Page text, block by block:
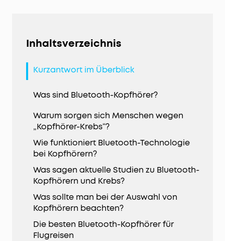
Inhaltsverzeichnis
Kurzantwort im Überblick
Was sind Bluetooth-Kopfhörer?
Warum sorgen sich Menschen wegen
„Kopfhörer-Krebs“?
Wie funktioniert Bluetooth-Technologie
bei Kopfhörern?
Was sagen aktuelle Studien zu Bluetooth-
Kopfhörern und Krebs?
Was sollte man bei der Auswahl von
Kopfhörern beachten?
Die besten Bluetooth-Kopfhörer für
Flugreisen